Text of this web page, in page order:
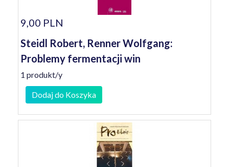
9,00 PLN
Steidl Robert, Renner Wolfgang:
Problemy fermentacji win
1 produkt/y
Dodaj do Koszyka